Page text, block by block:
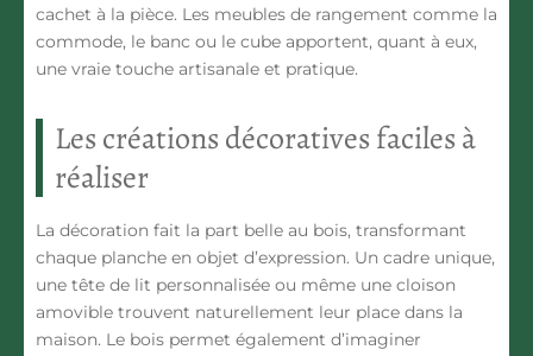
cachet à la pièce. Les meubles de rangement comme la
commode, le banc ou le cube apportent, quant à eux,
une vraie touche artisanale et pratique.
Les créations décoratives faciles à
réaliser
La décoration fait la part belle au bois, transformant
chaque planche en objet d’expression. Un cadre unique,
une tête de lit personnalisée ou même une cloison
amovible trouvent naturellement leur place dans la
maison. Le bois permet également d’imaginer